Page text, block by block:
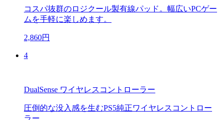
コスパ抜群のロジクール製有線パッド。幅広いPCゲー
ムを手軽に楽しめます。
2,860円
4
DualSense ワイヤレスコントローラー
圧倒的な没入感を生むPS5純正ワイヤレスコントロー
ラー。